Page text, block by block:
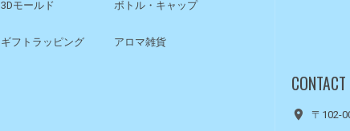
3Dモールド ボトル・キャップ
ギフトラッピング
アロマ雑貨
〒102-